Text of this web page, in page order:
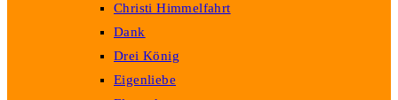
Christi Himmelfahrt
Dank
Drei König
Eigenliebe